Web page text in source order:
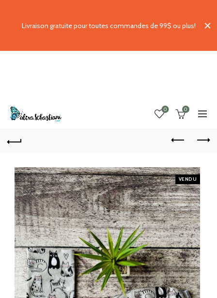
0 0
VENDU
Livraison gratuite pour toutes commandes de 99$ ou plus!